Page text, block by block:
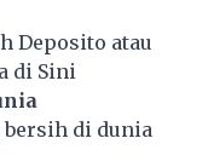
Deposito atau
di Sini
bersih di dunia